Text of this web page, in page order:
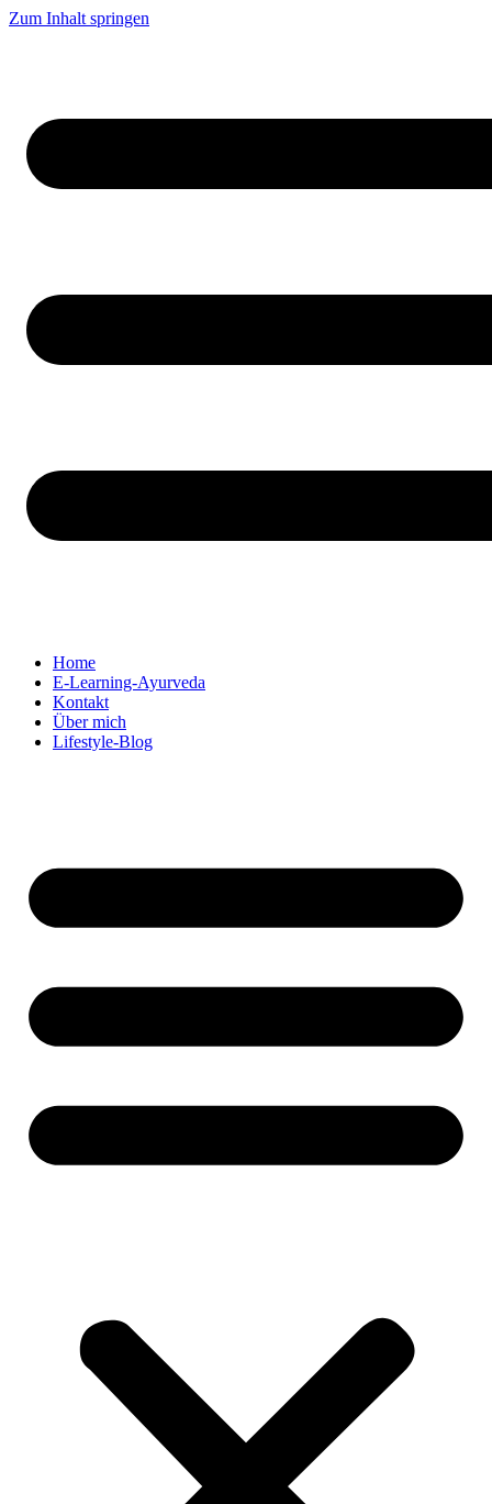
Zum Inhalt springen
Home
E-Learning-Ayurveda
Kontakt
Über mich
Lifestyle-Blog